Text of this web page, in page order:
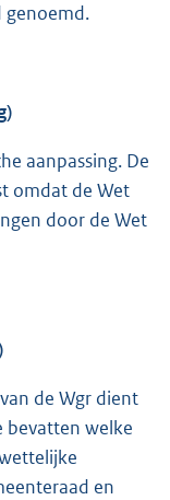
genoemd.
aanpassing. De
omdat de Wet
door de Wet
de Wgr dient
bevatten welke
en